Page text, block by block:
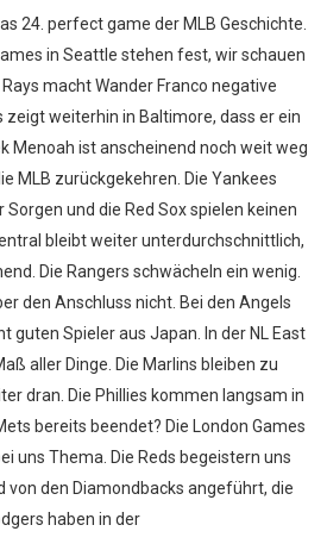
24. perfect game der MLB Geschichte.
in Seattle stehen fest, wir schauen
macht Wander Franco negative
zeigt weiterhin in Baltimore, dass er ein
Menoah ist anscheinend noch weit weg
MLB zurückgekehren. Die Yankees
und die Red Sox spielen keinen
bleibt weiter unterdurchschnittlich,
Die Rangers schwächeln ein wenig.
den Anschluss nicht. Bei den Angels
guten Spieler aus Japan. In der NL East
aller Dinge. Die Marlins bleiben zu
dran. Die Phillies kommen langsam in
bereits beendet? Die London Games
uns Thema. Die Reds begeistern uns
von den Diamondbacks angeführt, die
haben in der